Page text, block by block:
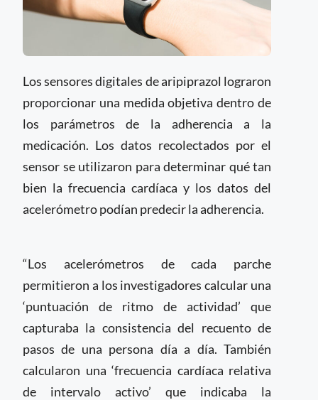
Los sensores digitales de aripiprazol lograron
proporcionar una medida objetiva dentro de
los parámetros de la adherencia a la
medicación. Los datos recolectados por el
sensor se utilizaron para determinar qué tan
bien la frecuencia cardíaca y los datos del
acelerómetro podían predecir la adherencia.
“Los acelerómetros de cada parche
permitieron a los investigadores calcular una
‘puntuación de ritmo de actividad’ que
capturaba la consistencia del recuento de
pasos de una persona día a día. También
calcularon una ‘frecuencia cardíaca relativa
de intervalo activo’ que indicaba la